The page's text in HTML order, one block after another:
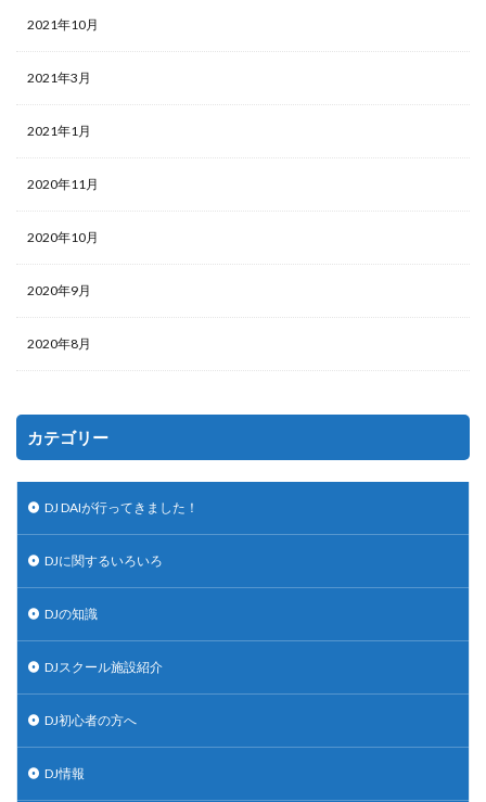
2021年10月
2021年3月
2021年1月
2020年11月
2020年10月
2020年9月
2020年8月
カテゴリー
DJ DAIが行ってきました！
DJに関するいろいろ
DJの知識
DJスクール施設紹介
DJ初心者の方へ
DJ情報